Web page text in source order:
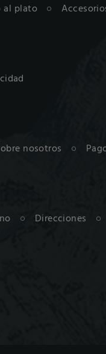
al plato
nosotros
Direcciones